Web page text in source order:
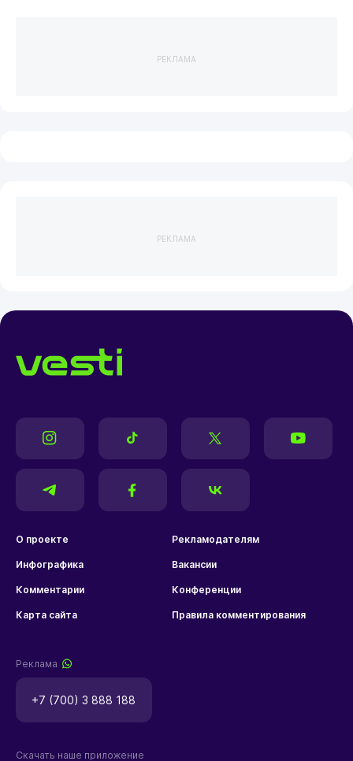
РЕКЛАМА
РЕКЛАМА
О проекте Рекламодателям
Инфографика Вакансии
Комментарии Конференции
Карта сайта Правила комментирования
Реклама
+7 (700) 3 888 188
Скачать наше приложение